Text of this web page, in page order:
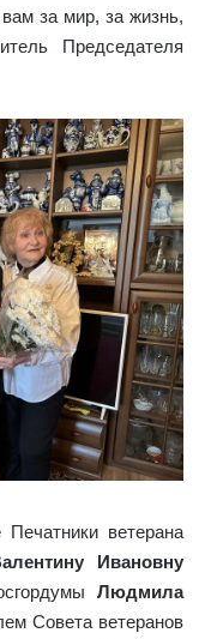
за мир, за жизнь,
Председателя
Печатники ветерана
Ивановну
Людмила
Совета ветеранов